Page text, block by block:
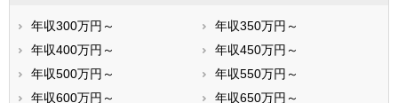
武蔵村山市
多摩市
稲城市
羽村市
あきる野市
西東京市
年収300万円～
年収350万円～
年収400万円～
年収450万円～
年収500万円～
年収550万円～
年収600万円～
年収650万円～